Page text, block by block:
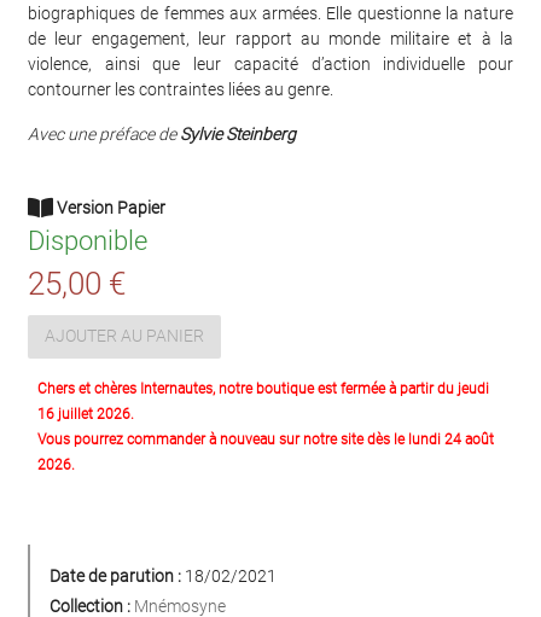
biographiques de femmes aux armées. Elle questionne la nature
de leur engagement, leur rapport au monde militaire et à la
violence, ainsi que leur capacité d’action individuelle pour
contourner les contraintes liées au genre.
Avec une préface deSylvie Steinberg
Version Papier
Disponible
25,00 €
AJOUTER AU PANIER
Chers et chères Internautes, notre boutique est fermée à partir du jeudi
16 juillet 2026.
Vous pourrez commander à nouveau sur notre site dès le lundi 24 août
2026.
Date de parution : 18/02/2021
Collection : Mnémosyne